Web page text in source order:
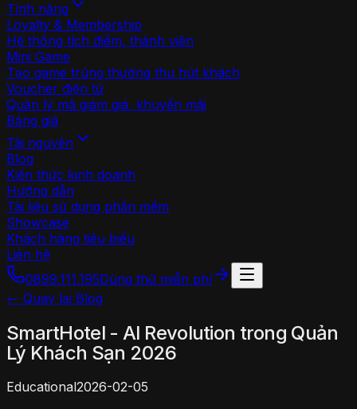
Tính năng
Loyalty & Membership
Hệ thống tích điểm, thành viên
Mini Game
Tạo game trúng thưởng thu hút khách
Voucher điện tử
Quản lý mã giảm giá, khuyến mãi
Bảng giá
Tài nguyên
Blog
Kiến thức kinh doanh
Hướng dẫn
Tài liệu sử dụng phần mềm
Showcase
Khách hàng tiêu biểu
Liên hệ
0899.111.195Dùng thử miễn phí
← Quay lại Blog
SmartHotel - AI Revolution trong Quản
Lý Khách Sạn 2026
Educational2026-02-05